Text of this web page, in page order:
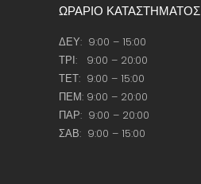
ΩΡΑΡΙΟ ΚΑΤΑΣΤΗΜΑΤΟΣ
ΔΕΥ: 9:00 – 15:00
ΤΡΙ: 9:00 – 20:00
ΤΕΤ: 9:00 – 15:00
ΠΕΜ: 9:00 – 20:00
ΠΑΡ: 9:00 – 20:00
ΣΑΒ: 9:00 – 15:00